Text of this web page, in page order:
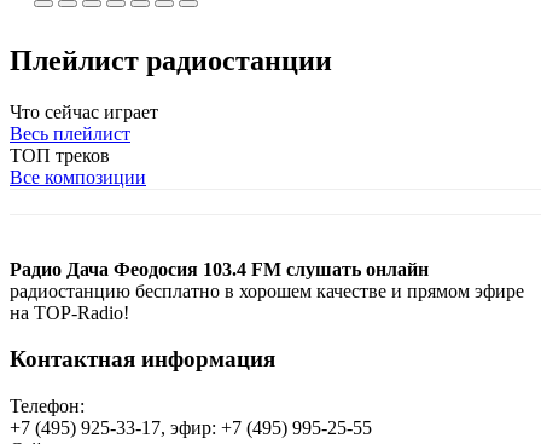
Плейлист радиостанции
Что сейчас играет
Весь плейлист
ТОП треков
Все композиции
Радио Дача Феодосия 103.4 FM слушать онлайн
радиостанцию бесплатно в хорошем качестве и прямом эфире
на TOP-Radio!
Контактная информация
Телефон:
+7 (495) 925-33-17, эфир: +7 (495) 995-25-55